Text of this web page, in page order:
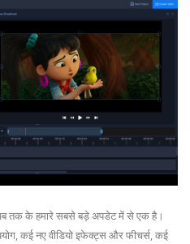
तक के हमारे सबसे बड़े अपडेट में से एक है।
कई नए वीडियो इफेक्ट्स और फीचर्स, कई